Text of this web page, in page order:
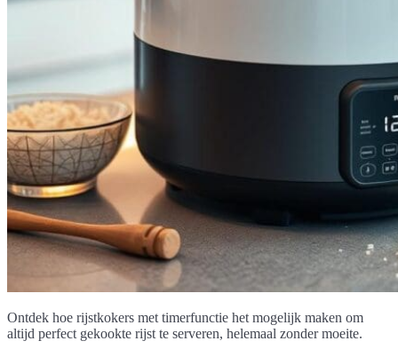
Ontdek hoe rijstkokers met timerfunctie het mogelijk maken om
altijd perfect gekookte rijst te serveren, helemaal zonder moeite.